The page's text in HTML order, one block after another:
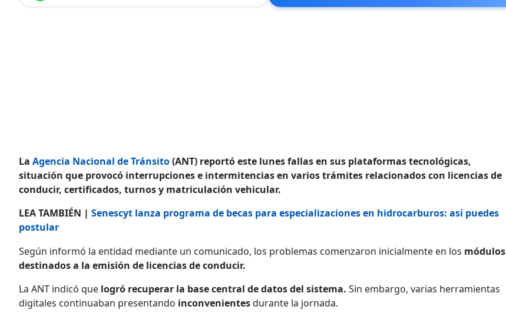
La Agencia Nacional de Tránsito(ANT) reportó este lunes fallas en sus plataformas tecnológicas,
situación que provocó interrupciones e intermitencias en varios trámites relacionados con licencias de
conducir, certificados, turnos y matriculación vehicular.
LEA TAMBIÉN | Senescyt lanza programa de becas para especializaciones en hidrocarburos: así puedes
postular
Según informó la entidad mediante un comunicado, los problemas comenzaron inicialmente en los módulos
destinados a la emisión de licencias de conducir.
La ANT indicó que logró recuperar la base central de datos del sistema. Sin embargo, varias herramientas
digitales continuaban presentando inconvenientesdurante la jornada.